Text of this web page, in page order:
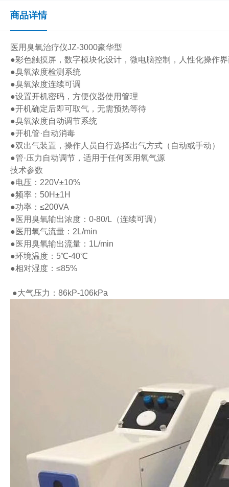
商品详情
医用臭氧治疗仪JZ-3000豪华型
●彩色触摸屏，数字模块化设计，微电脑控制，人性化操作
●臭氧浓度检测系统
●臭氧浓度连续可调
●设置开机密码，方便仪器使用管理
●开机确定后即可取气，无需预热等待
●臭氧浓度自动调节系统
●开机管·自动消毒
●双出气装置，操作人员自行选择出气方式（自动或手动）
●管·压力自动调节，适用于任何医用氧气源
技术参数
●电压：220V±10%
●频率：50H±1H
●功率：≤200VA
●医用臭氧输出浓度：0-80/L（连续可调）
●医用氧气流量：2L/min
●医用臭氧输出流量：1L/min
●环境温度：5℃-40℃
●相对湿度：≤85%
●大气压力：86kP-106kPa